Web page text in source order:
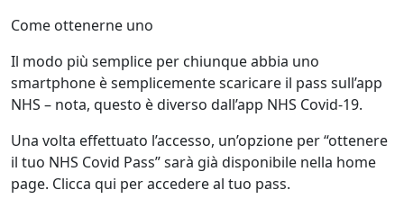
Come ottenerne uno
Il modo più semplice per chiunque abbia uno
smartphone è semplicemente scaricare il pass sull’app
NHS – nota, questo è diverso dall’app NHS Covid-19.
Una volta effettuato l’accesso, un’opzione per “ottenere
il tuo NHS Covid Pass” sarà già disponibile nella home
page. Clicca qui per accedere al tuo pass.